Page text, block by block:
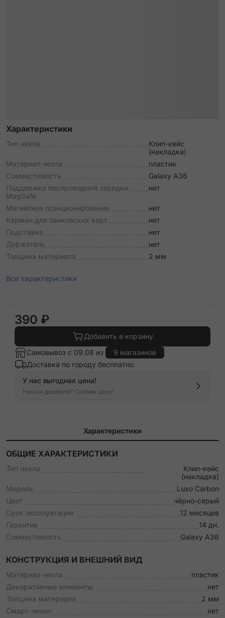
Характеристики
Тип чехла
Клип-кейс
(накладка)
Материал чехла
пластик
Совместимость
Galaxy A36
Поддержка беспроводной зарядки
MagSafe
нет
Магнитное позиционирование
нет
Карман для банковских карт
нет
Подставка
нет
Держатель
нет
Толщина материала
2 мм
Все характеристики
390 ₽
Добавить в корзину
Самовывоз с 09.08 из
9 магазинов
Доставка по городу бесплатно
У нас выгодная цена!
Нашли дешевле? Снизим цену!
Характеристики
ОБЩИЕ ХАРАКТЕРИСТИКИ
Тип чехла
Клип-кейс
(накладка)
Модель
Luxo Carbon
Цвет
чёрно-серый
Срок эксплуатации
12 месяцев
Гарантия
14 дн.
Совместимость
Galaxy A36
КОНСТРУКЦИЯ И ВНЕШНИЙ ВИД
Материал чехла
пластик
Декоративные элементы
нет
Толщина материала
2 мм
Смарт-чехол
нет